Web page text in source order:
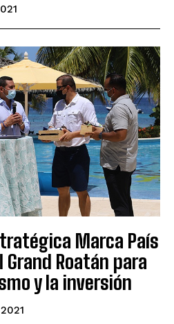
Marca País
Grand Roatán para
y la inversión